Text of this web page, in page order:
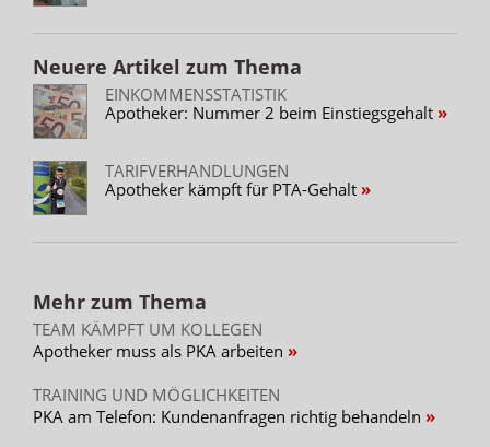
Neuere Artikel zum Thema
EINKOMMENSSTATISTIK
Apotheker: Nummer 2 beim Einstiegsgehalt
TARIFVERHANDLUNGEN
Apotheker kämpft für PTA-Gehalt
Mehr zum Thema
TEAM KÄMPFT UM KOLLEGEN
Apotheker muss als PKA arbeiten
TRAINING UND MÖGLICHKEITEN
PKA am Telefon: Kundenanfragen richtig behandeln